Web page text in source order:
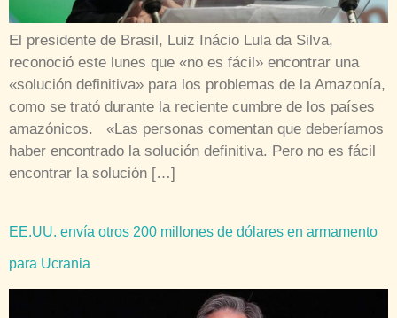
El presidente de Brasil, Luiz Inácio Lula da Silva,
reconoció este lunes que «no es fácil» encontrar una
«solución definitiva» para los problemas de la Amazonía,
como se trató durante la reciente cumbre de los países
amazónicos. «Las personas comentan que deberíamos
haber encontrado la solución definitiva. Pero no es fácil
encontrar la solución […]
EE.UU. envía otros 200 millones de dólares en armamento
para Ucrania